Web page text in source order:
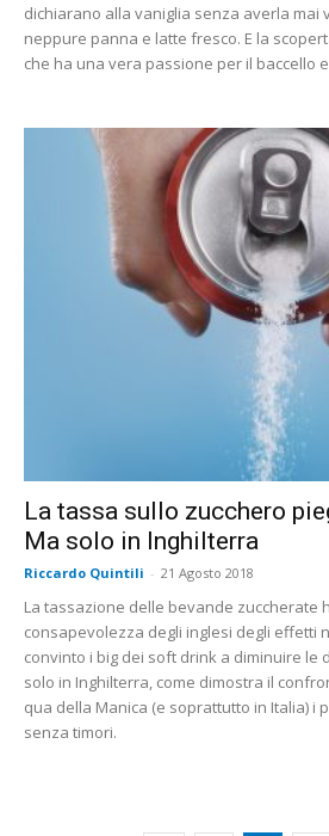
dichiarano alla vaniglia senza averla mai
neppure panna e latte fresco. E la
che ha una vera passione per il baccello
La tassa sullo zucchero
Ma solo in Inghilterra
Riccardo Quintili - 21 Agosto 2018
La tassazione delle bevande zuccherate
consapevolezza degli inglesi degli effetti
convinto i big dei soft drink a diminuire le
solo in Inghilterra, come dimostra il
qua della Manica (e soprattutto in Italia) i
senza timori.